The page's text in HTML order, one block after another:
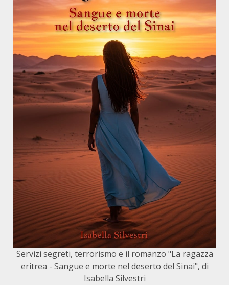
Servizi segreti, terrorismo e il romanzo "La ragazza
eritrea - Sangue e morte nel deserto del Sinai", di
Isabella Silvestri